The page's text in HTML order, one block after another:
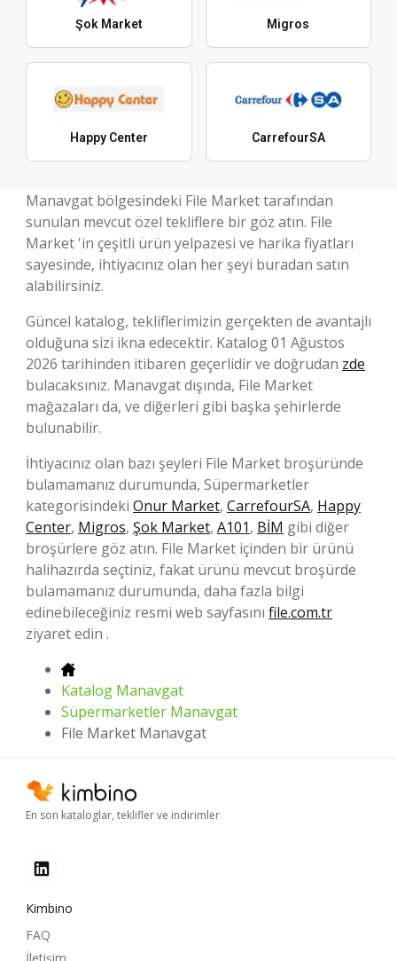
Şok Market Migros
Happy Center CarrefourSA
Manavgat bölgesindeki File Market tarafından
sunulan mevcut özel tekliflere bir göz atın. File
Market 'in çeşitli ürün yelpazesi ve harika fiyatları
sayesinde, ihtiyacınız olan her şeyi buradan satın
alabilirsiniz.
Güncel katalog, tekliflerimizin gerçekten de avantajlı
olduğuna sizi ikna edecektir. Katalog 01 Ağustos
2026 tarihinden itibaren geçerlidir ve doğrudan zde
bulacaksınız. Manavgat dışında, File Market
mağazaları da, ve diğerleri gibi başka şehirlerde
bulunabilir.
İhtiyacınız olan bazı şeyleri File Market broşüründe
bulamamanız durumunda, Süpermarketler
kategorisindeki Onur Market, CarrefourSA, Happy
Center, Migros, Şok Market, A101, BİM gibi diğer
broşürlere göz atın. File Market içinden bir ürünü
halihazırda seçtiniz, fakat ürünü mevcut broşürde
bulamamanız durumunda, daha fazla bilgi
edinebileceğiniz resmi web sayfasını file.com.tr
ziyaret edin .
Katalog Manavgat
Süpermarketler Manavgat
File Market Manavgat
En son kataloglar, teklifler ve indirimler
Kimbino
FAQ